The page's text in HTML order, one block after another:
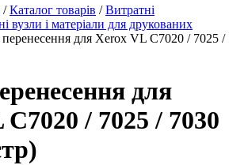
/Каталог товарів /Витратні
вузли і матеріали для друкованих
перенесення для Xerox VL C7020 / 7025 /
для
/ 7025 / 7030